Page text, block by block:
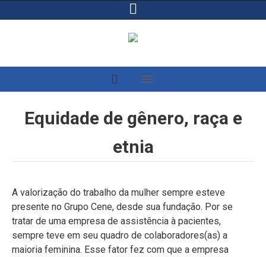
Equidade de gênero, raça e
etnia
A valorização do trabalho da mulher sempre esteve
presente no Grupo Cene, desde sua fundação. Por se
tratar de uma empresa de assistência à pacientes,
sempre teve em seu quadro de colaboradores(as) a
maioria feminina. Esse fator fez com que a empresa